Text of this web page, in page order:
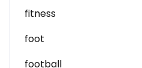
fitness
foot
football